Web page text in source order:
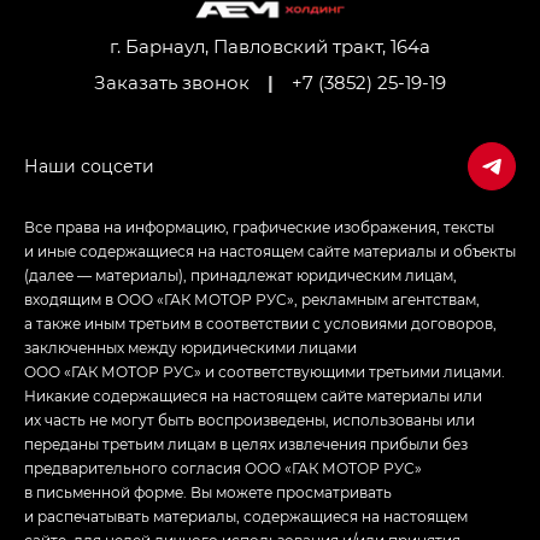
Джи Икс ПРЕМИУМ — GX PREMIUM, ЛАУНЖ —
LOUNGE
Empow — Эмпау (Empow) в комплектации
г. Барнаул, Павловский тракт, 164а
Заказать звонок
| +7 (3852) 25-19-19
Все права на информацию, графические изображения, тексты
и иные содержащиеся на настоящем сайте материалы и объекты
(далее — материалы), принадлежат юридическим лицам,
входящим в ООО «ГАК МОТОР РУС», рекламным агентствам,
а также иным третьим в соответствии с условиями договоров,
заключенных между юридическими лицами
ООО «ГАК МОТОР РУС» и соответствующими третьими лицами.
Никакие содержащиеся на настоящем сайте материалы или
их часть не могут быть воспроизведены, использованы или
переданы третьим лицам в целях извлечения прибыли без
предварительного согласия ООО «ГАК МОТОР РУС»
в письменной форме. Вы можете просматривать
и распечатывать материалы, содержащиеся на настоящем